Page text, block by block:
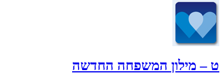
ט – מילון המשפחה החדשה